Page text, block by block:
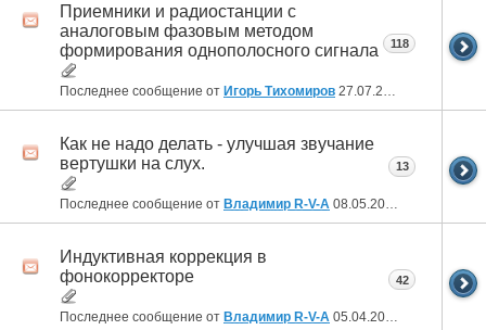
Приемники и радиостанции с
аналоговым фазовым методом
формирования однополосного сигнала
Последнее сообщение от Игорь Тихомиров 27.07.2024
118
Как не надо делать - улучшая звучание
вертушки на слух.
Последнее сообщение от Владимир R-V-A 08.05.2024
13
Индуктивная коррекция в
фонокорректоре
Последнее сообщение от Владимир R-V-A 05.04.2024
42